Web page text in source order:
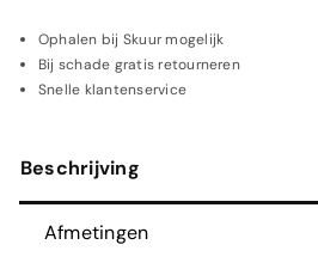
wanddecoratie
|
aantal
Ophalen bij Skuur mogelijk
Bij schade gratis retourneren
Snelle klantenservice
Beschrijving
Afmetingen